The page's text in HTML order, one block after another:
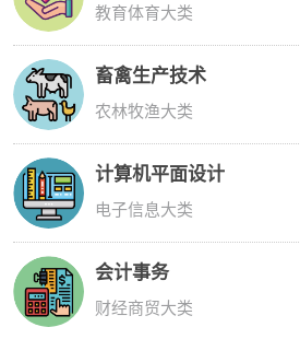
教育体育大类
畜禽生产技术
农林牧渔大类
计算机平面设计
电子信息大类
会计事务
财经商贸大类